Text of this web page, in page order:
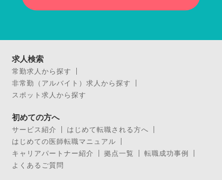
求人検索
常勤求人から探す
非常勤（アルバイト）求人から探す
スポット求人から探す
初めての方へ
サービス紹介
はじめて転職される方へ
はじめての医師転職マニュアル
キャリアパートナー紹介
拠点一覧
転職成功事例
よくあるご質問